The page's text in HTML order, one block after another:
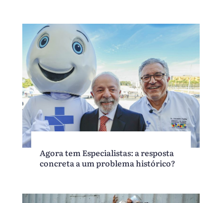
Agora tem Especialistas: a resposta
concreta a um problema histórico?